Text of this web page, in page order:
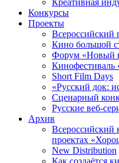
Креативная
Конкурсы
Проекты
Всероссийский
Кино большой
Форум «Новый
Кинофестиваль
Short Film Days
«Русский док:
Сценарный
Русские веб-
Архив
Всероссийский
проектах
New Distribution
Как создаётся